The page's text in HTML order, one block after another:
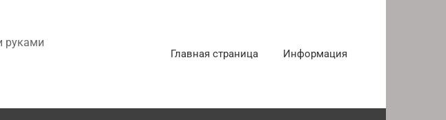
руками
Главная страница Информация